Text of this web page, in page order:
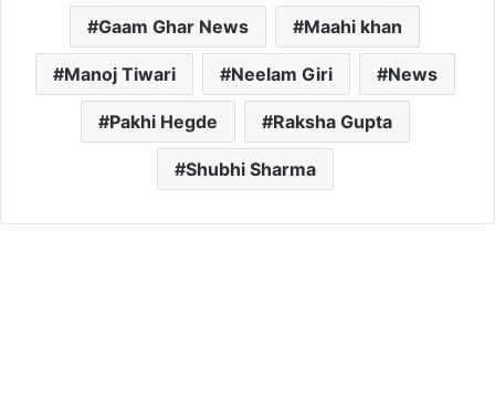
Gaam Ghar News Maahi khan
Manoj Tiwari Neelam Giri News
Pakhi Hegde Raksha Gupta
Shubhi Sharma